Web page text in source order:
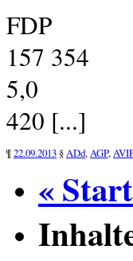
FDP
157 354
5,0
420 [...]
¶22.09.2013 §ADd,AGP,AVIP
« Start